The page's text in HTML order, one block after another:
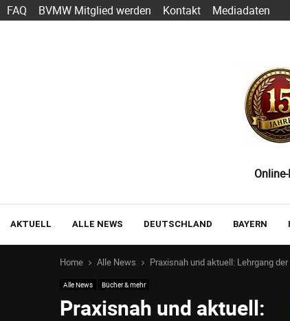
FAQ BVMW Mitglied werden Kontakt Mediadaten
Sarbacane wird zu Positive User
AKTUELL ALLE NEWS DEUTSCHLAND BAYERN
Home Alle News Praxisnah und aktuell: Lehrgang
Alle News Bücher & mehr
Praxisnah und aktuell: